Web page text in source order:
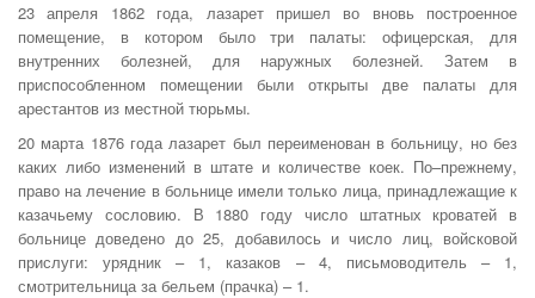
23 апреля 1862 года, лазарет пришел во вновь построенное
помещение, в котором было три палаты: офицерская, для
внутренних болезней, для наружных болезней. Затем в
приспособленном помещении были открыты две палаты для
арестантов из местной тюрьмы.
20 марта 1876 года лазарет был переименован в больницу, но без
каких либо изменений в штате и количестве коек. По–прежнему,
право на лечение в больнице имели только лица, принадлежащие к
казачьему сословию. В 1880 году число штатных кроватей в
больнице доведено до 25, добавилось и число лиц, войсковой
прислуги: урядник – 1, казаков – 4, письмоводитель – 1,
смотрительница за бельем (прачка) – 1.